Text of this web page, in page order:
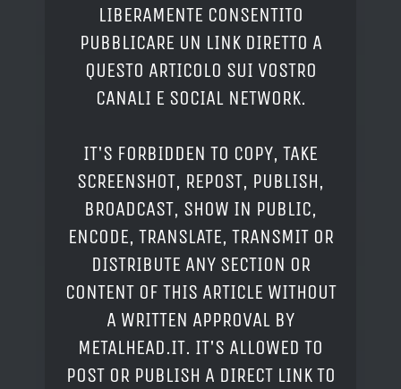
LIBERAMENTE CONSENTITO
PUBBLICARE UN LINK DIRETTO A
QUESTO ARTICOLO SUI VOSTRO
CANALI E SOCIAL NETWORK.
IT'S FORBIDDEN TO COPY, TAKE
SCREENSHOT, REPOST, PUBLISH,
BROADCAST, SHOW IN PUBLIC,
ENCODE, TRANSLATE, TRANSMIT OR
DISTRIBUTE ANY SECTION OR
CONTENT OF THIS ARTICLE WITHOUT
A WRITTEN APPROVAL BY
METALHEAD.IT. IT'S ALLOWED TO
POST OR PUBLISH A DIRECT LINK TO